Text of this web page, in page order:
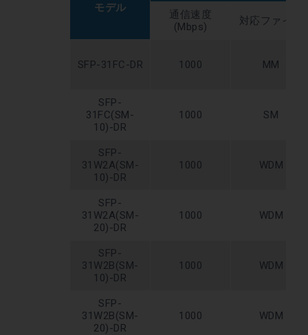
モデル
通信速度
(Mbps)
対応ファイバ
SFP-31FC-DR 1000 MM
SFP-
31FC(SM-
10)-DR
1000 SM
SFP-
31W2A(SM-
10)-DR
1000 WDM
SFP-
31W2A(SM-
20)-DR
1000 WDM
SFP-
31W2B(SM-
10)-DR
1000 WDM
SFP-
31W2B(SM-
20)-DR
1000 WDM